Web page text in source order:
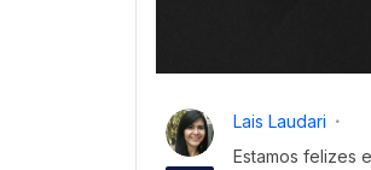
Lais Laudari
Estamos felizes